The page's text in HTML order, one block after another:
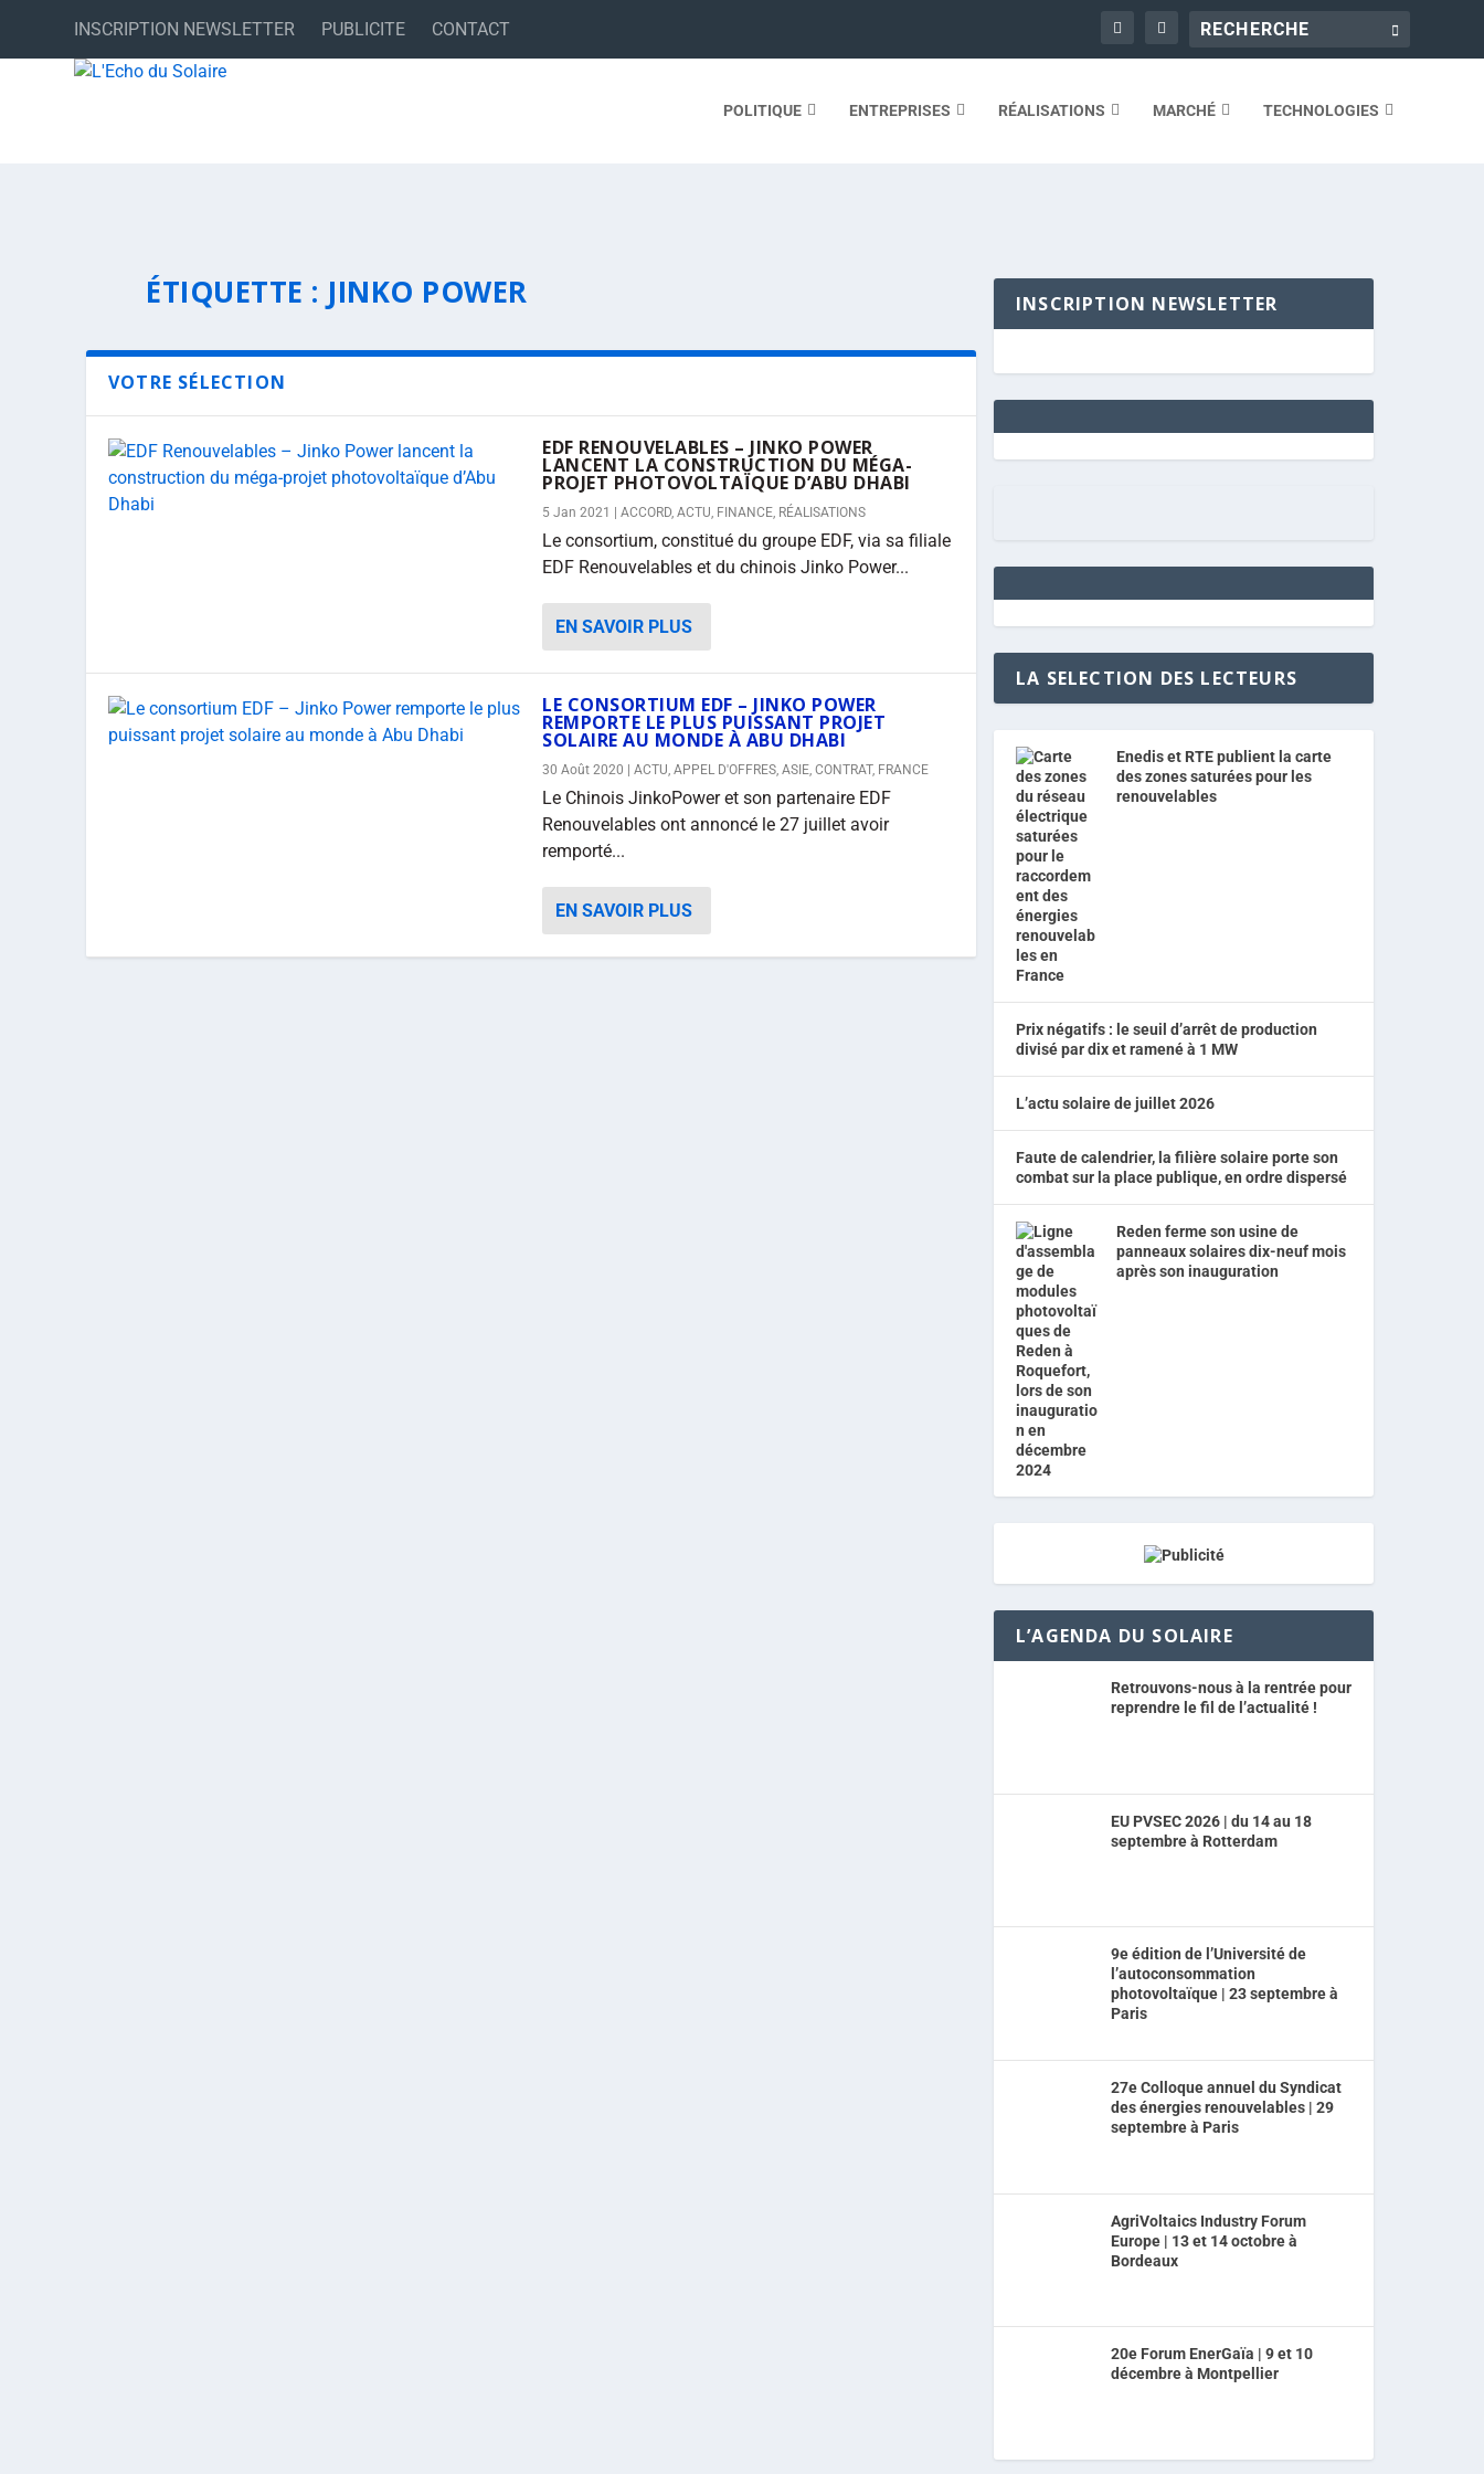
INSCRIPTION NEWSLETTER PUBLICITE CONTACT
POLITIQUE ENTREPRISES RÉALISATIONS MARCHÉ TECHNOLOGIES
ÉTIQUETTE : JINKO POWER
VOTRE SÉLECTION
EDF RENOUVELABLES – JINKO POWER
LANCENT LA CONSTRUCTION DU MÉGA-
PROJET PHOTOVOLTAÏQUE D’ABU DHABI
5 Jan 2021 ACCORD, ACTU, FINANCE, RÉALISATIONS
Le consortium, constitué du groupe EDF, via sa filiale
EDF Renouvelables et du chinois Jinko Power...
EN SAVOIR PLUS
LE CONSORTIUM EDF – JINKO POWER
REMPORTE LE PLUS PUISSANT PROJET
SOLAIRE AU MONDE À ABU DHABI
30 Août 2020 ACTU, APPEL D'OFFRES, ASIE, CONTRAT, FRANCE
Le Chinois JinkoPower et son partenaire EDF
Renouvelables ont annoncé le 27 juillet avoir
remporté...
EN SAVOIR PLUS
INSCRIPTION NEWSLETTER
LA SELECTION DES LECTEURS
Enedis et RTE publient la carte
des zones saturées pour les
renouvelables
Prix négatifs : le seuil d’arrêt de production
divisé par dix et ramené à 1 MW
L’actu solaire de juillet 2026
Faute de calendrier, la filière solaire porte son
combat sur la place publique, en ordre dispersé
Reden ferme son usine de
panneaux solaires dix-neuf mois
après son inauguration
L’AGENDA DU SOLAIRE
Retrouvons-nous à la rentrée pour
reprendre le fil de l’actualité !
EU PVSEC 2026 | du 14 au 18
septembre à Rotterdam
9e édition de l’Université de
l’autoconsommation
photovoltaïque | 23 septembre à
Paris
27e Colloque annuel du Syndicat
des énergies renouvelables | 29
septembre à Paris
AgriVoltaics Industry Forum
Europe | 13 et 14 octobre à
Bordeaux
20e Forum EnerGaïa | 9 et 10
décembre à Montpellier